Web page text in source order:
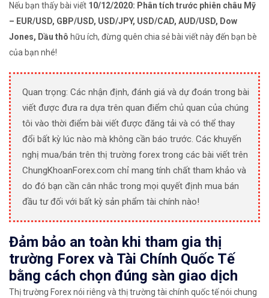
Nếu bạn thấy bài viết 10/12/2020: Phân tích trước phiên châu Mỹ
– EUR/USD, GBP/USD, USD/JPY, USD/CAD, AUD/USD, Dow
Jones, Dầu thô hữu ích, đừng quên chia sẻ bài viết này đến bạn bè
của bạn nhé!
Quan trọng: Các nhận định, đánh giá và dự đoán trong bài
viết được đưa ra dựa trên quan điểm chủ quan của chúng
tôi vào thời điểm bài viết được đăng tải và có thể thay
đổi bất kỳ lúc nào mà không cần báo trước. Các khuyến
nghị mua/bán trên thị trường forex trong các bài viết trên
ChungKhoanForex.com chỉ mang tính chất tham khảo và
do đó bạn cần cân nhắc trong mọi quyết định mua bán
đầu tư đối với bất kỳ sản phẩm tài chính nào!
Đảm bảo an toàn khi tham gia thị
trường Forex và Tài Chính Quốc Tế
bằng cách chọn đúng sàn giao dịch
Thị trường Forex nói riêng và thị trường tài chính quốc tế nói chung